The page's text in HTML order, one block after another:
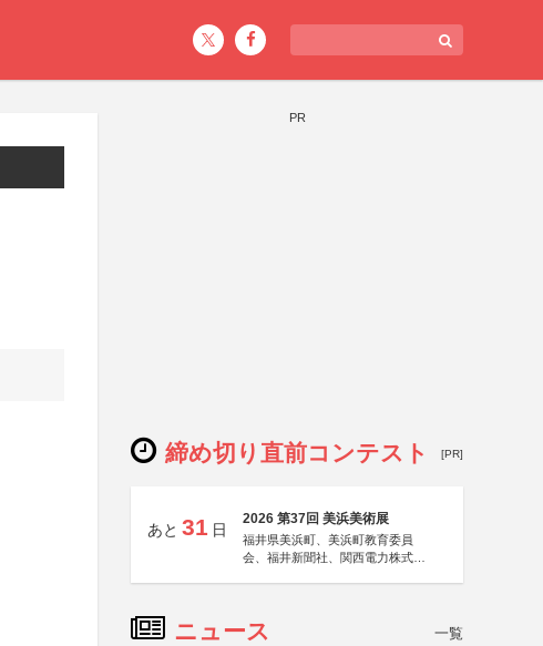
PR
締め切り直前コンテスト [PR]
あと 31 日
2026 第37回 美浜美術展
福井県美浜町、美浜町教育委員
会、福井新聞社、関西電力株式会
ニュース 一覧